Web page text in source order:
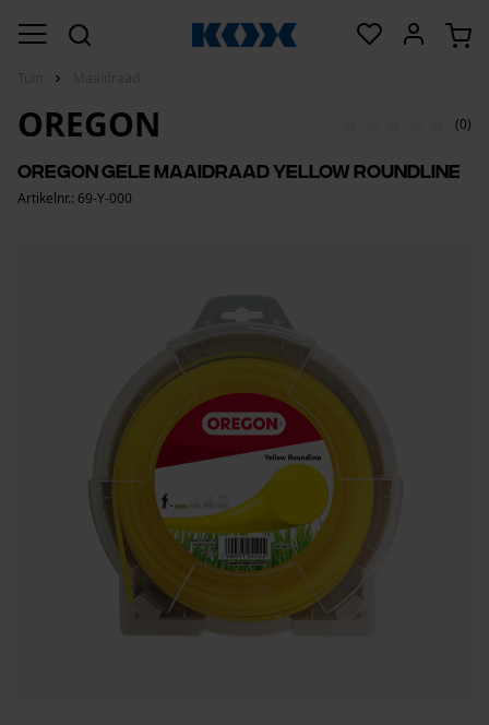
OREGON (0)
Oregon gele maaidraad Yellow Roundline
Artikelnr.: 69-Y-000